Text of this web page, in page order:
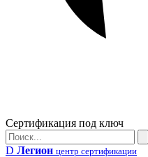
Бейдж
Сертификация под ключ
Поиск
D Легион центр сертификации